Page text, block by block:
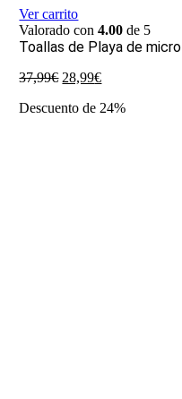
Ver carrito
Valorado con4.00 de 5
Toallas de Playa de
37,99€ El
original
28,99€El
actual
Descuento de 24%